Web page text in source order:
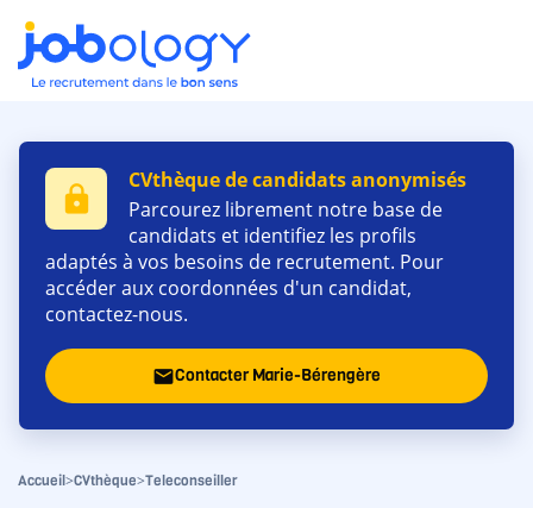
lock
CVthèque de candidats anonymisés
Parcourez librement notre base de
candidats et identifiez les profils
adaptés à vos besoins de recrutement. Pour
accéder aux coordonnées d'un candidat,
contactez-nous.
emailContacter Marie-Bérengère
Accueil>CVthèque>Teleconseiller